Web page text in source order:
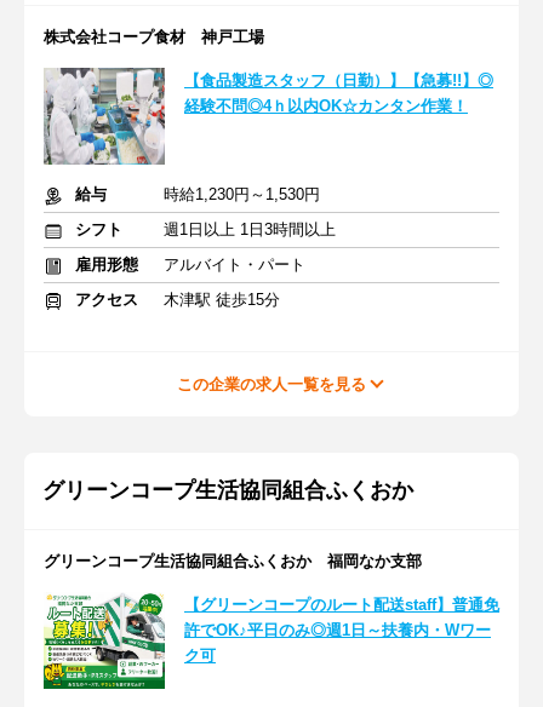
株式会社コープ食材 神戸工場
【食品製造スタッフ（日勤）】【急募!!】◎
経験不問◎4ｈ以内OK☆カンタン作業！
給与
時給1,230円～1,530円
シフト
週1日以上 1日3時間以上
雇用形態
アルバイト・パート
アクセス
木津駅 徒歩15分
この企業の求人一覧を見る
グリーンコープ生活協同組合ふくおか
グリーンコープ生活協同組合ふくおか 福岡なか支部
【グリーンコープのルート配送staff】普通免
許でOK♪平日のみ◎週1日～扶養内・Wワー
ク可